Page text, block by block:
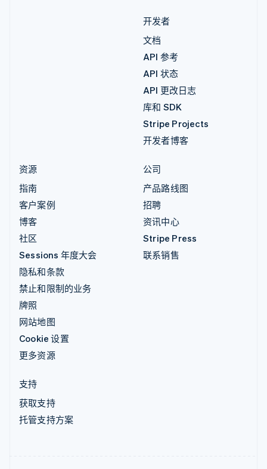
开发者
文档
API 参考
API 状态
API 更改日志
库和 SDK
Stripe Projects
开发者博客
资源
指南
客户案例
博客
社区
Sessions 年度大会
隐私和条款
禁止和限制的业务
牌照
网站地图
Cookie 设置
更多资源
公司
产品路线图
招聘
资讯中心
Stripe Press
联系销售
支持
获取支持
托管支持方案